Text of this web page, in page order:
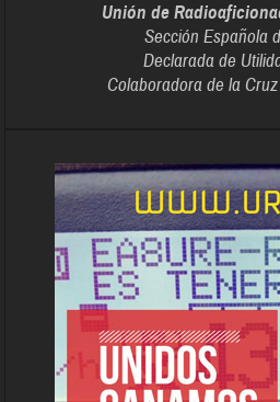
Unión de
Sección Española
Declarada de
Colaboradora de la